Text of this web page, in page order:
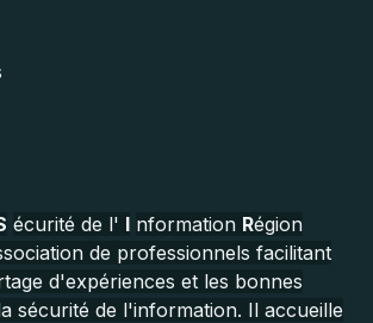
écurité de l' I nformation Région
de professionnels facilitant
d'expériences et les bonnes
sécurité de l'information. Il accueille